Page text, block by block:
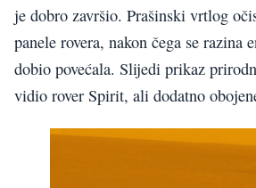
je dobro završio. Prašinski vrtlog
panele rovera, nakon čega se razina
dobio povećala. Slijedi prikaz
vidio rover Spirit, ali dodatno